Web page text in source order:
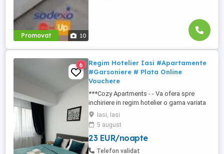
Promovat 10
6
Regim Hotelier Iasi #Apartamente
#Garsoniere # Plata Online
Vouchere
***Cozy Apartments - - Va ofera spre
inchiriere in regim hotelier o gama variata
de apartamente si garsoniere situate in
puncte cheie ale orasului doar in
complexe rezidentiale noi: *Zona Palas
Mall - Centru - Complex Lazar Residence;
*Zona Palas Mall - Centru Complex Q
Iasi, Iasi
5 august
23 EUR/noapte
Telefon validat